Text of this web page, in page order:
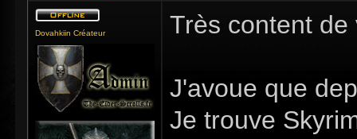
Dovahkiin Créateur Très content
J'avoue que
Je trouve